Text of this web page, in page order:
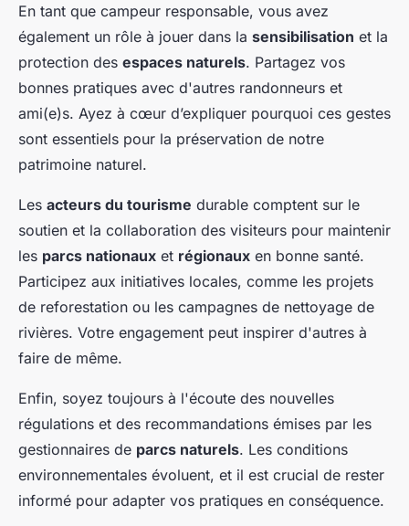
En tant que campeur responsable, vous avez
également un rôle à jouer dans la sensibilisation et la
protection des espaces naturels. Partagez vos
bonnes pratiques avec d'autres randonneurs et
ami(e)s. Ayez à cœur d’expliquer pourquoi ces gestes
sont essentiels pour la préservation de notre
patrimoine naturel.
Les acteurs du tourisme durable comptent sur le
soutien et la collaboration des visiteurs pour maintenir
les parcs nationaux et régionaux en bonne santé.
Participez aux initiatives locales, comme les projets
de reforestation ou les campagnes de nettoyage de
rivières. Votre engagement peut inspirer d'autres à
faire de même.
Enfin, soyez toujours à l'écoute des nouvelles
régulations et des recommandations émises par les
gestionnaires de parcs naturels. Les conditions
environnementales évoluent, et il est crucial de rester
informé pour adapter vos pratiques en conséquence.